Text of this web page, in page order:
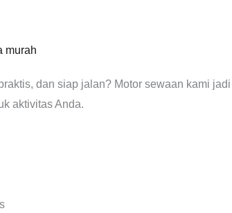
murah
dan siap jalan? Motor sewaan kami jadi
aktivitas Anda.